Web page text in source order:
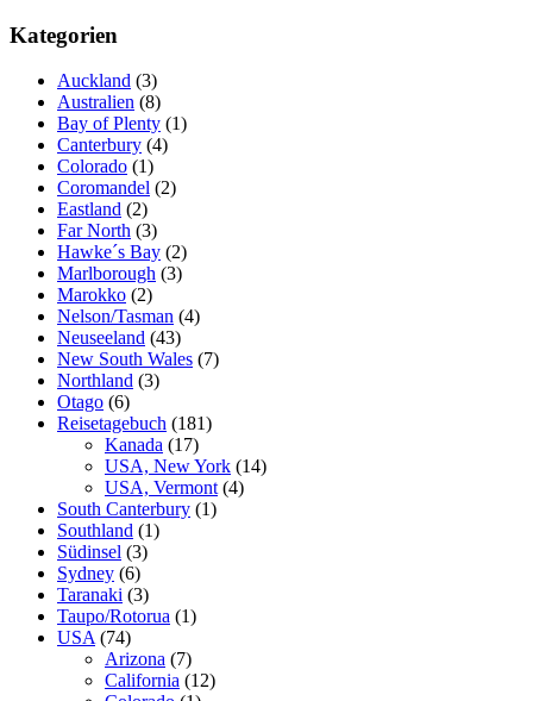
Kategorien
Auckland (3)
Australien (8)
Bay of Plenty (1)
Canterbury (4)
Colorado (1)
Coromandel (2)
Eastland (2)
Far North (3)
Hawke´s Bay (2)
Marlborough (3)
Marokko (2)
Nelson/Tasman (4)
Neuseeland (43)
New South Wales (7)
Northland (3)
Otago (6)
Reisetagebuch (181)
Kanada (17)
USA, New York (14)
USA, Vermont (4)
South Canterbury (1)
Southland (1)
Südinsel (3)
Sydney (6)
Taranaki (3)
Taupo/Rotorua (1)
USA (74)
Arizona (7)
California (12)